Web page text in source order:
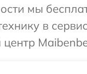
мы
в